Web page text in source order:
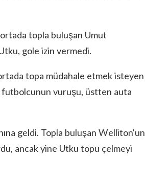
ortada topla buluşan Umut
gole izin vermedi.
topa müdahale etmek isteyen
futbolcunun vuruşu, üstten auta
geldi. Topla buluşan Welliton'un
ancak yine Utku topu çelmeyi